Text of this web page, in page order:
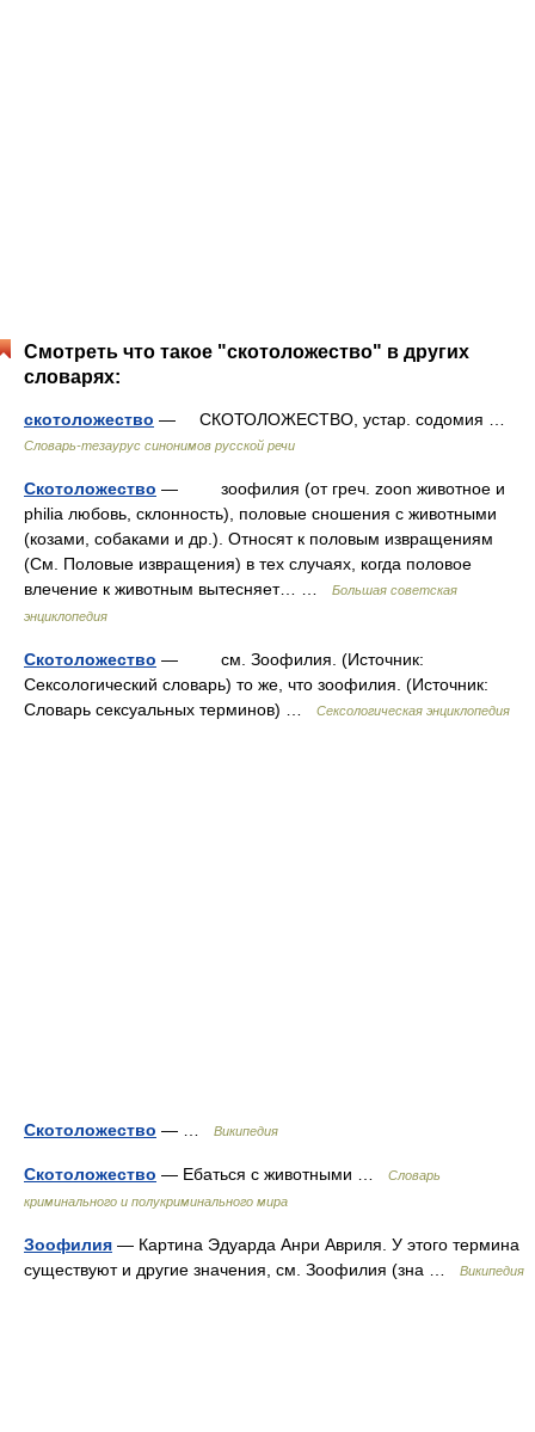
Смотреть что такое "скотоложество" в других
словарях:
скотоложество — СКОТОЛОЖЕСТВО, устар. содомия …
Словарь-тезаурус синонимов русской речи
Скотоложество — зоофилия (от греч. zoon животное и
philia любовь, склонность), половые сношения с животными
(козами, собаками и др.). Относят к половым извращениям
(См. Половые извращения) в тех случаях, когда половое
влечение к животным вытесняет… …
Большая советская
энциклопедия
Скотоложество — см. Зоофилия. (Источник:
Сексологический словарь) то же, что зоофилия. (Источник:
Словарь сексуальных терминов) …
Сексологическая энциклопедия
Скотоложество — … Википедия
Скотоложество — Ебаться с животными …
Словарь
криминального и полукриминального мира
Зоофилия — Картина Эдуарда Анри Авриля. У этого термина
существуют и другие значения, см. Зоофилия (зна …
Википедия